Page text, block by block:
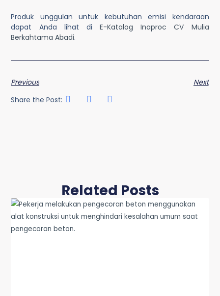
Produk unggulan untuk kebutuhan emisi kendaraan
dapat Anda lihat diE-Katalog Inaproc CV Mulia
Berkahtama Abadi.
Previous
Next
Share the Post:
Related Posts